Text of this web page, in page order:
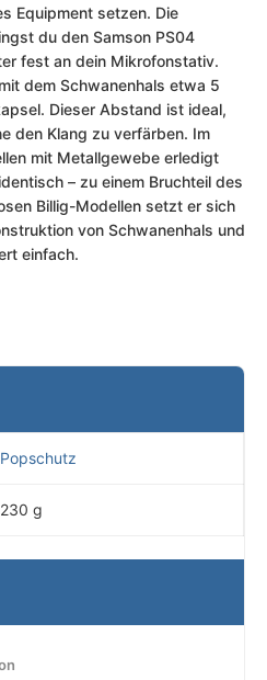
Equipment setzen. Die
du den Samson PS04
fest an dein Mikrofonstativ.
dem Schwanenhals etwa 5
Dieser Abstand ist ideal,
den Klang zu verfärben. Im
mit Metallgewebe erledigt
– zu einem Bruchteil des
Billig-Modellen setzt er sich
von Schwanenhals und
einfach.
Popschutz
230 g